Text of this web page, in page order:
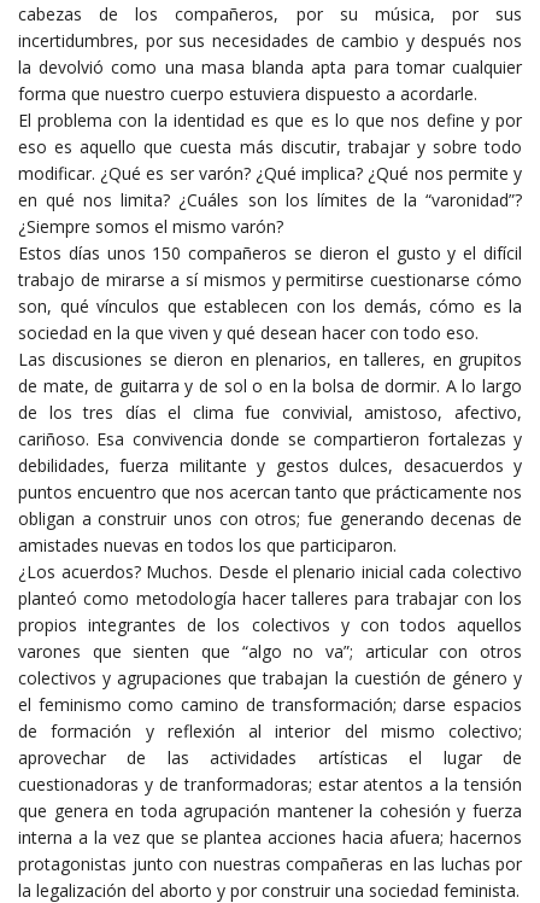
cabezas de los compañeros, por su música, por sus
incertidumbres, por sus necesidades de cambio y después nos
la devolvió como una masa blanda apta para tomar cualquier
forma que nuestro cuerpo estuviera dispuesto a acordarle.
El problema con la identidad es que es lo que nos define y por
eso es aquello que cuesta más discutir, trabajar y sobre todo
modificar. ¿Qué es ser varón? ¿Qué implica? ¿Qué nos permite y
en qué nos limita? ¿Cuáles son los límites de la “varonidad”?
¿Siempre somos el mismo varón?
Estos días unos 150 compañeros se dieron el gusto y el difícil
trabajo de mirarse a sí mismos y permitirse cuestionarse cómo
son, qué vínculos que establecen con los demás, cómo es la
sociedad en la que viven y qué desean hacer con todo eso.
Las discusiones se dieron en plenarios, en talleres, en grupitos
de mate, de guitarra y de sol o en la bolsa de dormir. A lo largo
de los tres días el clima fue convivial, amistoso, afectivo,
cariñoso. Esa convivencia donde se compartieron fortalezas y
debilidades, fuerza militante y gestos dulces, desacuerdos y
puntos encuentro que nos acercan tanto que prácticamente nos
obligan a construir unos con otros; fue generando decenas de
amistades nuevas en todos los que participaron.
¿Los acuerdos? Muchos. Desde el plenario inicial cada colectivo
planteó como metodología hacer talleres para trabajar con los
propios integrantes de los colectivos y con todos aquellos
varones que sienten que “algo no va”; articular con otros
colectivos y agrupaciones que trabajan la cuestión de género y
el feminismo como camino de transformación; darse espacios
de formación y reflexión al interior del mismo colectivo;
aprovechar de las actividades artísticas el lugar de
cuestionadoras y de tranformadoras; estar atentos a la tensión
que genera en toda agrupación mantener la cohesión y fuerza
interna a la vez que se plantea acciones hacia afuera; hacernos
protagonistas junto con nuestras compañeras en las luchas por
la legalización del aborto y por construir una sociedad feminista.